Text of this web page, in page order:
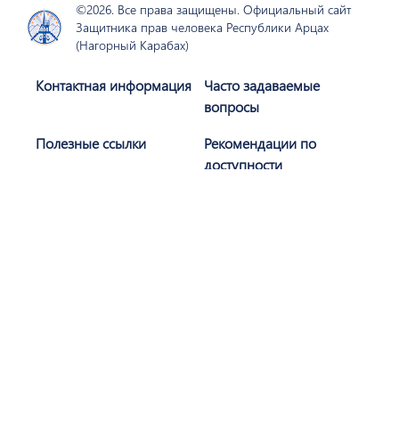
©2026. Все права защищены. Официальный сайт
Защитника прав человека Республики Арцах
(Нагорный Карабах)
Контактная информация
Часто задаваемые
вопросы
Полезные ссылки
Рекомендации по
доступности